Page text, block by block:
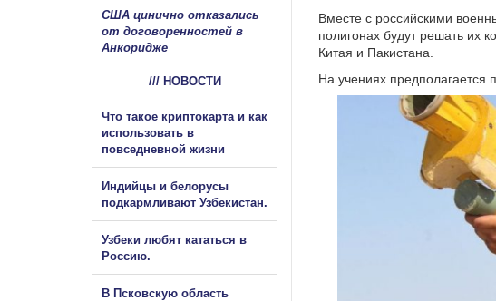
Вместе с российскими
полигонах будут решать их
Китая и Пакистана.
На учениях предполагается
США цинично отказались
от договоренностей в
Анкоридже
/// НОВОСТИ
Что такое криптокарта и как
использовать в
повседневной жизни
Индийцы и белорусы
подкармливают Узбекистан.
Узбеки любят кататься в
Россию.
В Псковскую область